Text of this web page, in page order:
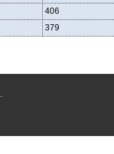
406
379